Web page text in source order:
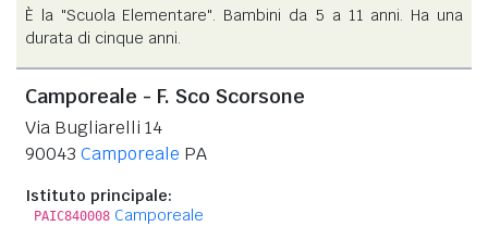
È la "Scuola Elementare". Bambini da 5 a 11 anni. Ha una
durata di cinque anni.
Camporeale - F. Sco Scorsone
Via Bugliarelli 14
90043 Camporeale PA
Istituto principale:
PAIC840008 Camporeale